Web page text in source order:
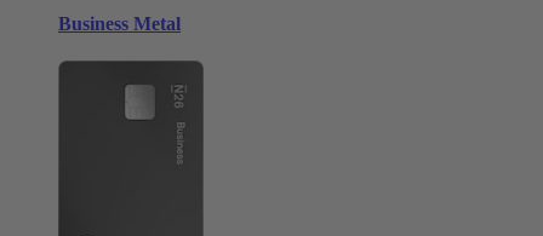
Business Metal